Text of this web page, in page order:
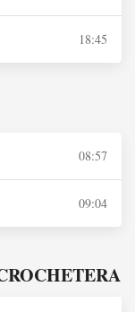
18:45
08:57
09:04